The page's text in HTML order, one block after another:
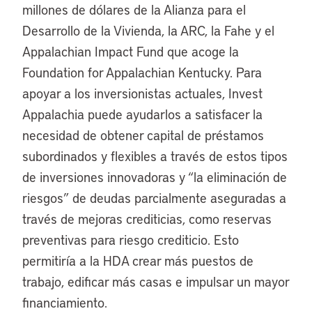
millones de dólares de la Alianza para el
Desarrollo de la Vivienda, la ARC, la Fahe y el
Appalachian Impact Fund que acoge la
Foundation for Appalachian Kentucky. Para
apoyar a los inversionistas actuales, Invest
Appalachia puede ayudarlos a satisfacer la
necesidad de obtener capital de préstamos
subordinados y flexibles a través de estos tipos
de inversiones innovadoras y “la eliminación de
riesgos” de deudas parcialmente aseguradas a
través de mejoras crediticias, como reservas
preventivas para riesgo crediticio. Esto
permitiría a la HDA crear más puestos de
trabajo, edificar más casas e impulsar un mayor
financiamiento.